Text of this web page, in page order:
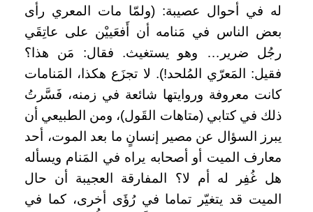
له في أحوال عصيبة: (ولمّا مات المعري رأى
بعض الناس في مَنامه أن أَفعَييْن على عاتِقَي
رجُل ضرير… وهو يستغيث. فقال: مَن هذا؟
فقيل: المَعرّي المُلحد!). لا تجزَع هكذا، المَنامات
كانت معروفة وروايتها شائعة في زمنه، فَسَّرتُ
ذلك في كتابي (متاهات القَول)، ومن الطبيعي أن
يبرز السؤال عن مصير إنسانٍ ما بعد الموت، أحد
معارف الميت أو أصحابه يراه في المَنام ويسأله
هل غُفِر له أم لا؟ المفارقة العجيبة أن حال
الميت قد يتغيّر تماما في رُؤَى أخرى، كما في